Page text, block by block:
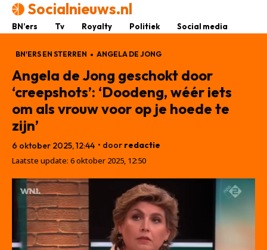
Socialnieuws.nl
BN’ers Tv Royalty Politiek Social media
BN'ERS EN STERREN ANGELA DE JONG
Angela de Jong geschokt door
‘creepshots’: ‘Doodeng, wéér iets
om als vrouw voor op je hoede te
zijn’
6 oktober 2025, 12:44 • door redactie
Laatste update: 6 oktober 2025, 12:50